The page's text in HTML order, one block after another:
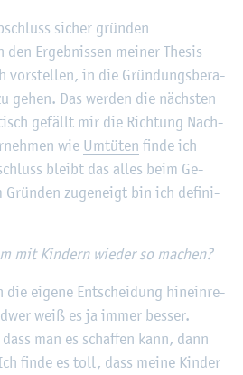
si­cher grün­den
Er­geb­nis­sen mei­ner The­sis
vor­stel­len, in die Grün­dungs­be­ra­
gehen. Das wer­den die nächs­ten
ge­fällt mir die Rich­tung Nach­
wie Um­tü­ten finde ich
bleibt das alles beim Ge­
Grün­den zu­ge­neigt bin ich de­fi­ni­
mit Kin­dern wie­der so ma­chen?
die ei­ge­ne Ent­schei­dung hin­ein­re­
weiß es ja immer bes­ser.
man es schaf­fen kann, dann
finde es toll, dass meine Kin­der